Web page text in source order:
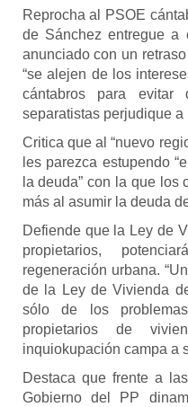
Reprocha al PSOE
de Sánchez entregue
anunciado con un
“se alejen de los
cántabros para
separatistas perjudique a
Critica que al “nuevo
les parezca estupendo
la deuda” con la que los
más al asumir la deuda
Defiende que la Ley de
propietarios,
regeneración urbana.
de la Ley de Vivienda
sólo de los
propietarios de
inquiokupación campa a
Destaca que frente a
Gobierno del PP